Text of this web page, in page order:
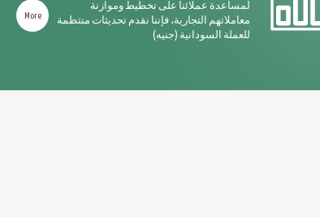
لمساعدة عملائنا على تخطيط وموازنة
معاملاتهم التجارية، فإننا نقدم تحديثات منتظمة
للعملة السودانية (جنيه)
More